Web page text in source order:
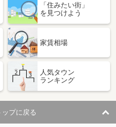
「住みたい街」
を見つけよう
家賃相場
人気タウン
ランキング
プに戻る